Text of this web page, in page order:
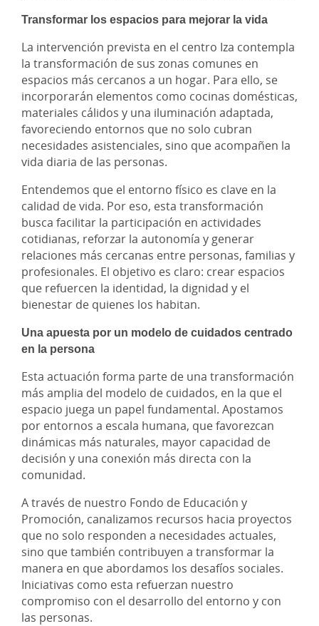
Transformar los espacios para mejorar la vida
La intervención prevista en el centro Iza contempla
la transformación de sus zonas comunes en
espacios más cercanos a un hogar. Para ello, se
incorporarán elementos como cocinas domésticas,
materiales cálidos y una iluminación adaptada,
favoreciendo entornos que no solo cubran
necesidades asistenciales, sino que acompañen la
vida diaria de las personas.
Entendemos que el entorno físico es clave en la
calidad de vida. Por eso, esta transformación
busca facilitar la participación en actividades
cotidianas, reforzar la autonomía y generar
relaciones más cercanas entre personas, familias y
profesionales. El objetivo es claro: crear espacios
que refuercen la identidad, la dignidad y el
bienestar de quienes los habitan.
Una apuesta por un modelo de cuidados centrado
en la persona
Esta actuación forma parte de una transformación
más amplia del modelo de cuidados, en la que el
espacio juega un papel fundamental. Apostamos
por entornos a escala humana, que favorezcan
dinámicas más naturales, mayor capacidad de
decisión y una conexión más directa con la
comunidad.
A través de nuestro Fondo de Educación y
Promoción, canalizamos recursos hacia proyectos
que no solo responden a necesidades actuales,
sino que también contribuyen a transformar la
manera en que abordamos los desafíos sociales.
Iniciativas como esta refuerzan nuestro
compromiso con el desarrollo del entorno y con
las personas.